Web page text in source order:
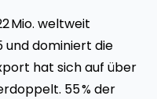
Mio. weltweit
und dominiert die
hat sich auf über
55 % der